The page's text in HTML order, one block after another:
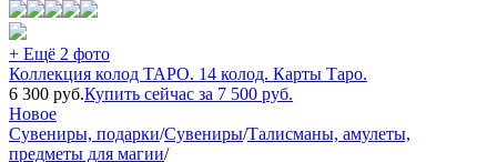
+ Ещё 2 фото
Коллекция колод ТАРО. 14 колод. Карты Таро.
6 300 руб.Купить сейчас за 7 500 руб.
Новое
Сувениры, подарки/Сувениры/Талисманы, амулеты,
предметы для магии/